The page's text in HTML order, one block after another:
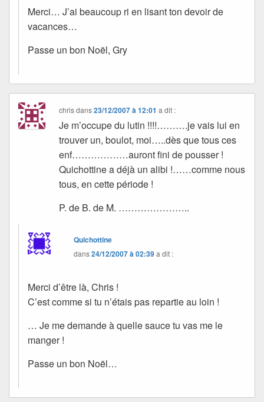
Merci… J’ai beaucoup ri en lisant ton devoir de
vacances…
Passe un bon Noël, Gry
chrisdans23/12/2007 à 12:01 a dit :
Je m’occupe du lutin !!!!……….je vais lui en
trouver un, boulot, moi…..dès que tous ces
enf………………auront fini de pousser !
Quichottine a déjà un alibi !……comme nous
tous, en cette période !
P. de B. de M. …………………..
Quichottine
dans24/12/2007 à 02:39a dit :
Merci d’être là, Chris !
C’est comme si tu n’étais pas repartie au loin !
… Je me demande à quelle sauce tu vas me le
manger !
Passe un bon Noël…